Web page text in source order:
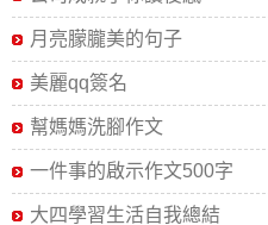
月亮朦朧美的句子
美麗qq簽名
幫媽媽洗腳作文
一件事的啟示作文500字
大四學習生活自我總結